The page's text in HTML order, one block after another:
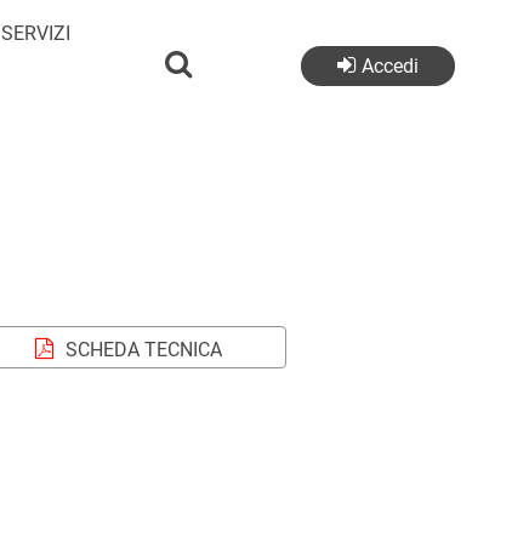
SERVIZI
Accedi
SCHEDA TECNICA